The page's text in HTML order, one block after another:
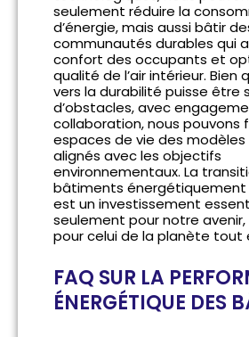
seulement réduire la
d’énergie, mais aussi bâtir
communautés durables qui
confort des occupants et
qualité de l’air intérieur. Bien
vers la durabilité puisse être
d’obstacles, avec
collaboration, nous pouvons
espaces de vie des
alignés avec les objectifs
environnementaux. La
bâtiments
est un investissement
seulement pour notre avenir,
pour celui de la planète tout
FAQ SUR LA
ÉNERGÉTIQUE DES